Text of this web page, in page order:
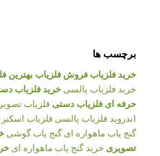
برچسب ها
خرید فلزیاب فروش فلزیاب بهترین
خرید فلزیاب پالسی خرید فلزیاب
حرفه ای فلزیاب دستی فلزیاب
اندروید فلزیاب پالسی فلزیاب اسکنر
گنج یاب ماهواره ای گنج یاب گوشی
تصویری خرید گنج یاب ماهواره ای